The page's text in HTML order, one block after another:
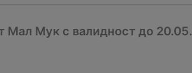
Мал Мук с валидност до 20.05.